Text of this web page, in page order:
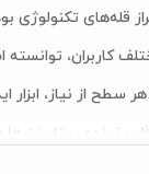
فراز قله‌های
کاربران،
سطح از نیاز، ابزار
تپنده